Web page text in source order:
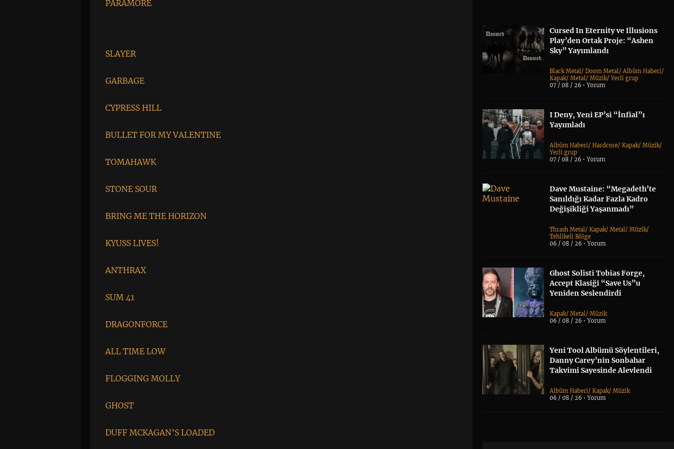
PARAMORE
SLAYER
GARBAGE
CYPRESS HILL
BULLET FOR MY VALENTINE
TOMAHAWK
STONE SOUR
BRING ME THE HORIZON
KYUSS LIVES!
ANTHRAX
SUM 41
DRAGONFORCE
ALL TIME LOW
FLOGGING MOLLY
GHOST
DUFF MCKAGAN’S LOADED
Cursed In Eternity ve Illusions
Play’den Ortak Proje: “Ashen
Sky” Yayımlandı
Black Metal/Doom Metal/Albüm Haberi/
Kapak/Metal/Müzik/Yerli grup
07 / 08 / 26 •Yorum
I Deny, Yeni EP’si “İnfial”ı
Yayımladı
Albüm Haberi/Hardcore/Kapak/Müzik/
Yerli grup
07 / 08 / 26 •Yorum
Dave Mustaine: “Megadeth’te
Sanıldığı Kadar Fazla Kadro
Değişikliği Yaşanmadı”
Thrash Metal/Kapak/Metal/Müzik/
Tehlikeli Bölge
06 / 08 / 26 •Yorum
Ghost Solisti Tobias Forge,
Accept Klasiği “Save Us”u
Yeniden Seslendirdi
Kapak/Metal/Müzik
06 / 08 / 26 •Yorum
Yeni Tool Albümü Söylentileri,
Danny Carey’nin Sonbahar
Takvimi Sayesinde Alevlendi
Albüm Haberi/Kapak/Müzik
06 / 08 / 26 •Yorum